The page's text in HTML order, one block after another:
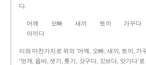
다.
어깨 오빠 새끼 토끼 가꾸다
아끼다
이와 마찬가지로 위의 ‘어깨, 오빠, 새끼, 토끼, 가
‘엇개, 옵바, 샛기, 톳기, 갓구다, 깃브다, 앗기다’